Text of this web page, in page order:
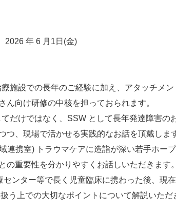
2026 年 6 月1日(金)
施設での長年のご経験に加え、アタッチメン
向け研修の中核を担っておられます。
だけではなく、SSW として長年発達障害の
、現場で活かせる実践的なお話を頂戴しま
連携室) トラウマケアに造詣が深い若手ホープ
重要性を分かりやすくお話しいただきます。
センター等で長く児童臨床に携わった後、現在
う上での大切なポイントについて解説いただ